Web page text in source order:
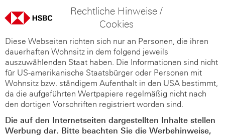
Rechtliche Hinweise /
Cookies
Diese Webseiten richten sich nur an Personen, die ihren
dauerhaften Wohnsitz in dem folgend jeweils
auszuwählenden Staat haben. Die Informationen sind nicht
für US-amerikanische Staatsbürger oder Personen mit
Wohnsitz bzw. ständigem Aufenthalt in den USA bestimmt,
da die aufgeführten Wertpapiere regelmäßig nicht nach
den dortigen Vorschriften registriert worden sind.
Die auf den Internetseiten dargestellten Inhalte stellen
Werbung dar. Bitte beachten Sie die Werbehinweise,